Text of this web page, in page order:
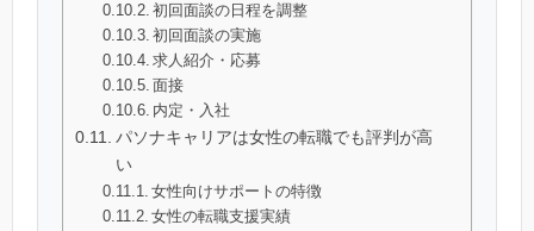
初回面談の日程を調整
初回面談の実施
求人紹介・応募
面接
内定・入社
パソナキャリアは女性の転職でも評判が高
い
女性向けサポートの特徴
女性の転職支援実績